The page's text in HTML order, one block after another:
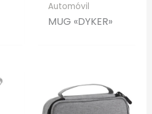
Automóvil
MUG «DYKER»